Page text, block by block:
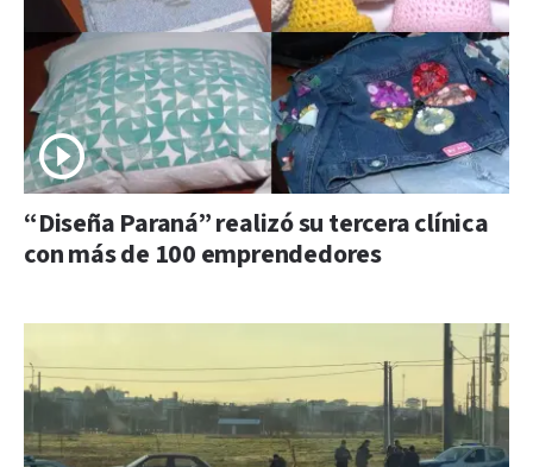
“Diseña Paraná” realizó su tercera clínica
con más de 100 emprendedores